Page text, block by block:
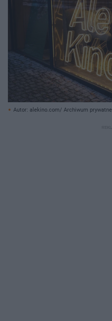
Autor: alekino.com/ Archiwum prywatne